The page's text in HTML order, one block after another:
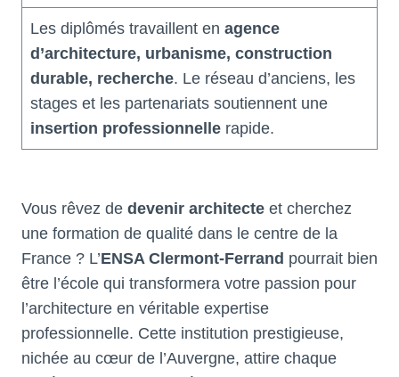
Les diplômés travaillent en agence
d’architecture, urbanisme, construction
durable, recherche. Le réseau d’anciens, les
stages et les partenariats soutiennent une
insertion professionnelle rapide.
Vous rêvez de devenir architecte et cherchez
une formation de qualité dans le centre de la
France ? L’ENSA Clermont-Ferrand pourrait bien
être l’école qui transformera votre passion pour
l’architecture en véritable expertise
professionnelle. Cette institution prestigieuse,
nichée au cœur de l’Auvergne, attire chaque